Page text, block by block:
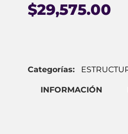
$29,575.00
Categorías:
INFORMACIÓN